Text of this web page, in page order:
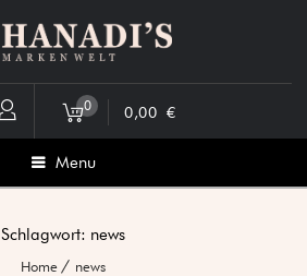
0 0,00 €
Menu
Schlagwort: news
Home news